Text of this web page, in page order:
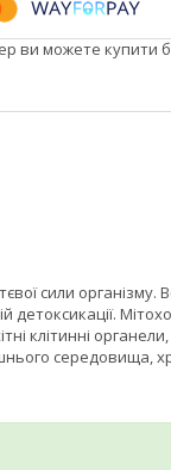
ви можете купити
сили організму.
клітинні
середовища,